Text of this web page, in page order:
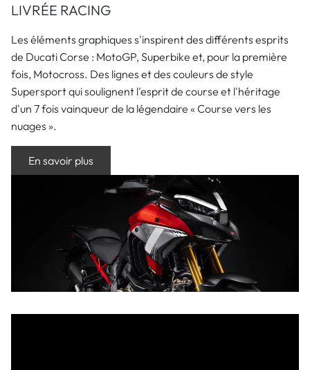
LIVRÉE RACING
Les éléments graphiques s'inspirent des différents esprits
de Ducati Corse : MotoGP, Superbike et, pour la première
fois, Motocross. Des lignes et des couleurs de style
Supersport qui soulignent l'esprit de course et l'héritage
d'un 7 fois vainqueur de la légendaire « Course vers les
nuages ».
En savoir plus